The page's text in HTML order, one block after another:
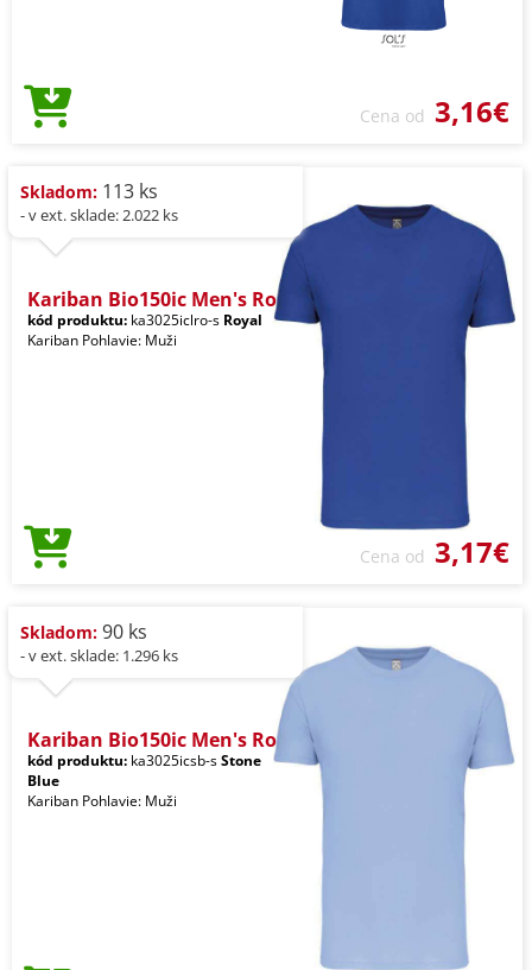
Cena od 3,16€
Skladom: 113 ks
- v ext. sklade: 2.022 ks
Kariban Bio150ic Men's Ro
kód produktu: ka3025iclro-s Royal
Kariban Pohlavie: Muži
Cena od 3,17€
Skladom: 90 ks
- v ext. sklade: 1.296 ks
Kariban Bio150ic Men's Ro
kód produktu: ka3025icsb-sStone
Blue
Kariban Pohlavie: Muži